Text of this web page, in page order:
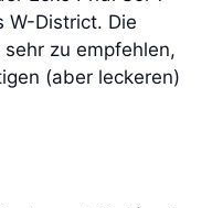
W-District. Die
zu empfehlen,
(aber leckeren)